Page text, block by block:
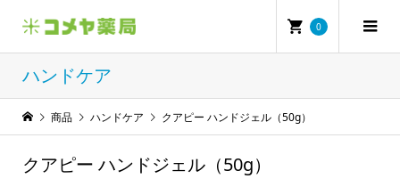
0
ハンドケア
商品 ハンドケア クアピー ハンドジェル（50g）
クアピー ハンドジェル（50g）